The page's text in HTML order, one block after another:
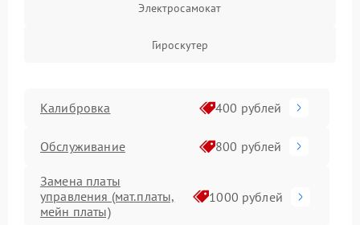
Электросамокат
Гироскутер
Калибровка 400 рублей
Обслуживание 800 рублей
Замена платы
управления (мат.платы,
мейн платы)
1000 рублей